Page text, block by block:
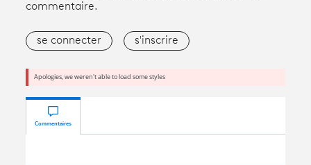
commentaire.
se connecter s'inscrire